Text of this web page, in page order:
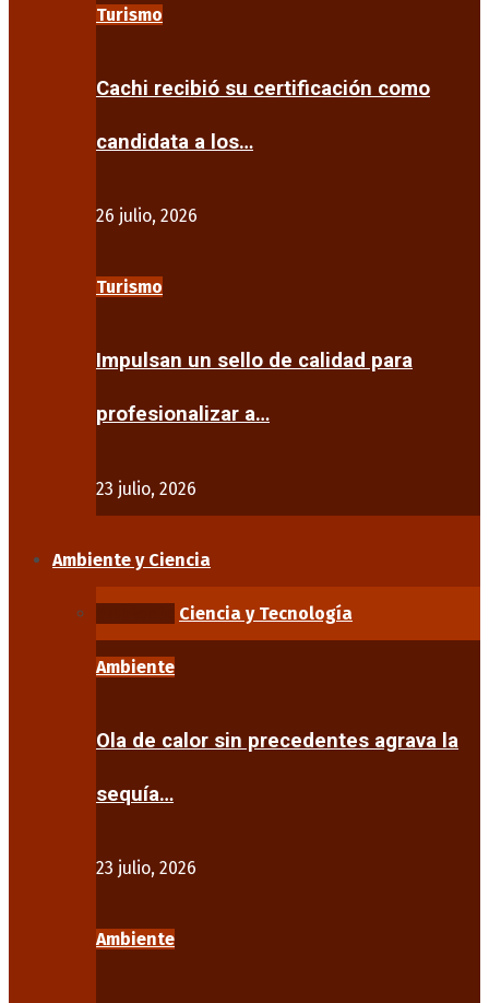
Turismo
Cachi recibió su certificación como
candidata a los…
26 julio, 2026
Turismo
Impulsan un sello de calidad para
profesionalizar a…
23 julio, 2026
Ambiente y Ciencia
Ciencia y Tecnología
Ambiente
Ola de calor sin precedentes agrava la
sequía…
23 julio, 2026
Ambiente